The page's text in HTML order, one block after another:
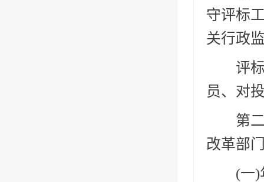
守评标
关行政
评标
员、对
第二
改革部
(一)